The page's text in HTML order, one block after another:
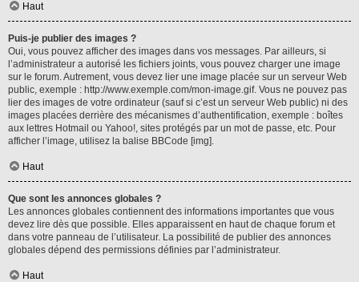
Haut
Puis-je publier des images ?
Oui, vous pouvez afficher des images dans vos messages. Par ailleurs, si
l’administrateur a autorisé les fichiers joints, vous pouvez charger une image
sur le forum. Autrement, vous devez lier une image placée sur un serveur Web
public, exemple : http://www.exemple.com/mon-image.gif. Vous ne pouvez pas
lier des images de votre ordinateur (sauf si c’est un serveur Web public) ni des
images placées derrière des mécanismes d’authentification, exemple : boîtes
aux lettres Hotmail ou Yahoo!, sites protégés par un mot de passe, etc. Pour
afficher l’image, utilisez la balise BBCode [img].
Haut
Que sont les annonces globales ?
Les annonces globales contiennent des informations importantes que vous
devez lire dès que possible. Elles apparaissent en haut de chaque forum et
dans votre panneau de l’utilisateur. La possibilité de publier des annonces
globales dépend des permissions définies par l’administrateur.
Haut